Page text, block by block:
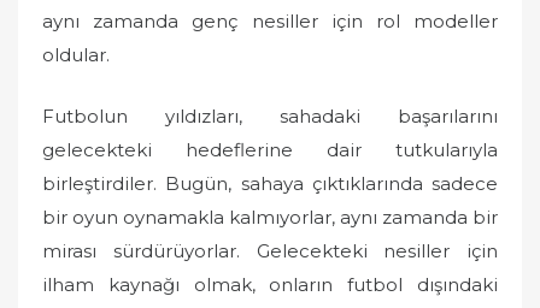
aynı zamanda genç nesiller için rol modeller
oldular.
Futbolun yıldızları, sahadaki başarılarını
gelecekteki hedeflerine dair tutkularıyla
birleştirdiler. Bugün, sahaya çıktıklarında sadece
bir oyun oynamakla kalmıyorlar, aynı zamanda bir
mirası sürdürüyorlar. Gelecekteki nesiller için
ilham kaynağı olmak, onların futbol dışındaki